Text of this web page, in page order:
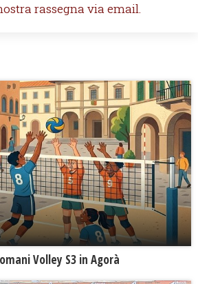
rassegna via email.
Volley S3 in Agorà